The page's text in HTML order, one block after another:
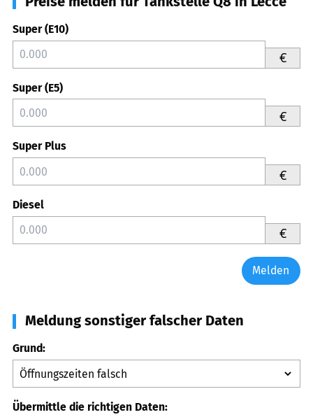
Super (E10)
€
Super (E5)
€
Super Plus
€
Diesel
€
Melden
Meldung sonstiger falscher Daten
Grund:
Übermittle die richtigen Daten: